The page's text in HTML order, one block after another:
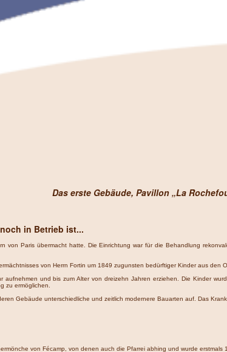
Das erste Gebäude, Pavillon „La
in Betrieb ist...
Paris übermacht hatte. Die Einrichtung war für die Behandlung
von Herrn Fortin um 1849 zugunsten bedürftiger Kinder aus den
und bis zum Alter von dreizehn Jahren erziehen. Die Kinder
zu ermöglichen.
Gebäude unterschiedliche und zeitlich modernere Bauarten auf. Das
von Fécamp, von denen auch die Pfarrei abhing und wurde